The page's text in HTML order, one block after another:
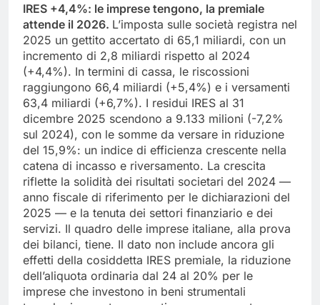
IRES +4,4%: le imprese tengono, la premiale
attende il 2026. L’imposta sulle società registra nel
2025 un gettito accertato di 65,1 miliardi, con un
incremento di 2,8 miliardi rispetto al 2024
(+4,4%). In termini di cassa, le riscossioni
raggiungono 66,4 miliardi (+5,4%) e i versamenti
63,4 miliardi (+6,7%). I residui IRES al 31
dicembre 2025 scendono a 9.133 milioni (-7,2%
sul 2024), con le somme da versare in riduzione
del 15,9%: un indice di efficienza crescente nella
catena di incasso e riversamento. La crescita
riflette la solidità dei risultati societari del 2024 —
anno fiscale di riferimento per le dichiarazioni del
2025 — e la tenuta dei settori finanziario e dei
servizi. Il quadro delle imprese italiane, alla prova
dei bilanci, tiene. Il dato non include ancora gli
effetti della cosiddetta IRES premiale, la riduzione
dell’aliquota ordinaria dal 24 al 20% per le
imprese che investono in beni strumentali